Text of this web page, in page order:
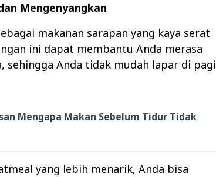
Mengenyangkan
makanan sarapan yang kaya serat
ini dapat membantu Anda merasa
sehingga Anda tidak mudah lapar di pagi
Mengapa Makan Sebelum Tidur Tidak
yang lebih menarik, Anda bisa